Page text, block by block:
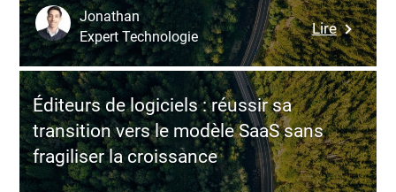
legacy
pour
bâtir
une
data
Lire:
et
de
Fastify
:
notre
Jonathan
Expert Technologie
Éditeurs de logiciels : réussir sa
transition vers le modèle SaaS sans
fragiliser la croissance